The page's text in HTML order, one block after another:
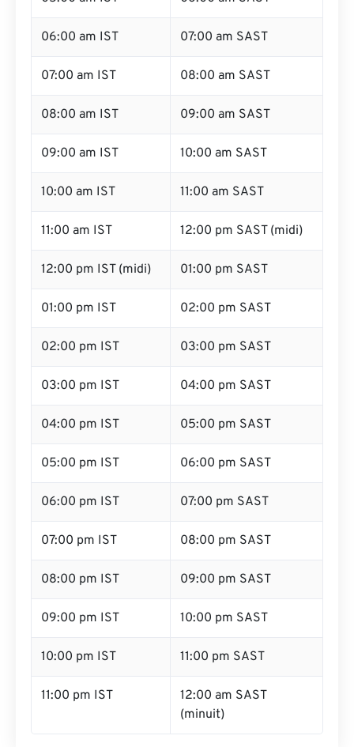
06:00 am IST 07:00 am SAST
07:00 am IST 08:00 am SAST
08:00 am IST 09:00 am SAST
09:00 am IST 10:00 am SAST
10:00 am IST 11:00 am SAST
11:00 am IST 12:00 pm SAST (midi)
12:00 pm IST (midi) 01:00 pm SAST
01:00 pm IST 02:00 pm SAST
02:00 pm IST 03:00 pm SAST
03:00 pm IST 04:00 pm SAST
04:00 pm IST 05:00 pm SAST
05:00 pm IST 06:00 pm SAST
06:00 pm IST 07:00 pm SAST
07:00 pm IST 08:00 pm SAST
08:00 pm IST 09:00 pm SAST
09:00 pm IST 10:00 pm SAST
10:00 pm IST 11:00 pm SAST
11:00 pm IST
12:00 am SAST
(minuit)